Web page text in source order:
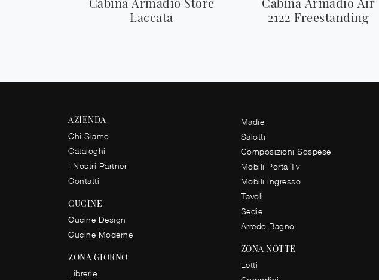
Laccata
2122 Freestanding
AZIENDA
Chi Siamo
Cataloghi
I Nostri Partner
Contatti
CUCINE
Cucine Design
Cucine Moderne
ZONA GIORNO
Librerie
Madie
Salotti
Composizioni Sospese
Mobili Porta Tv
Mobili ingresso
Tavoli
Sedie
Arredo Bagno
ZONA NOTTE
Letti